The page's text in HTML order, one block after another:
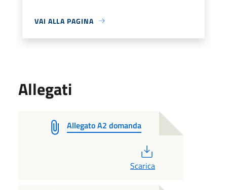
VAI ALLA PAGINA
Allegati
Allegato A2 domanda
Scarica